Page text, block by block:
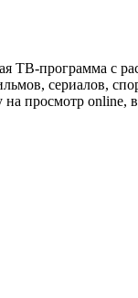
ТВ-программа с
сериалов,
просмотр online,